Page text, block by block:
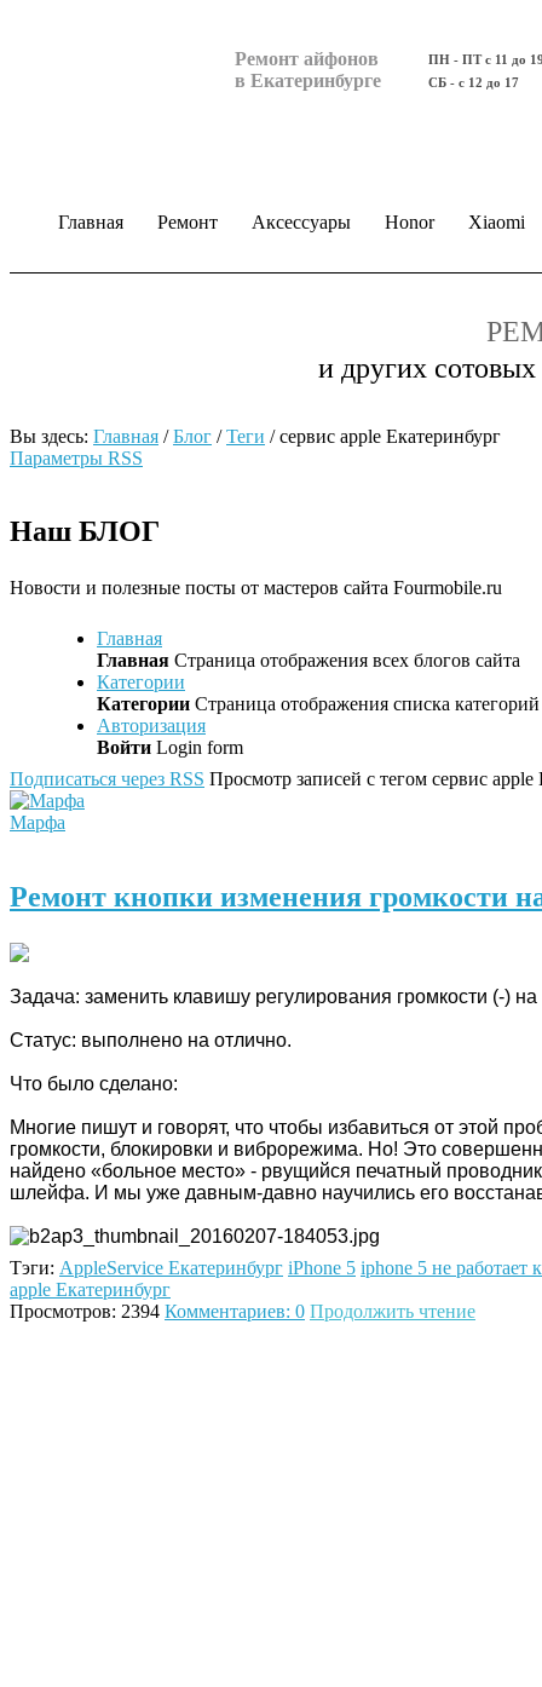
Ремонт айфонов
в Екатеринбурге
ПН - ПТ с 11 до
СБ - с 12 до 17
Главная Ремонт Аксессуары Honor Xiaomi
и других
Вы здесь: Главная /Блог /Теги /сервис apple Екатеринбург
Параметры RSS
Наш БЛОГ
Новости и полезные посты от мастеров сайта Fourmobile.ru
Главная
Главная Страница отображения всех блогов сайта
Категории
Категории Страница отображения списка
Авторизация
Войти Login form
Подписаться через RSS Просмотр записей с тегом сервис apple
Марфа
Ремонт кнопки изменения громкости
Задача: заменить клавишу регулирования громкости (-)
Статус: выполнено на отлично.
Что было сделано:
Многие пишут и говорят, что чтобы избавиться от этой
громкости, блокировки и виброрежима. Но! Это
найдено «больное место» - рвущийся печатный
шлейфа. И мы уже давным-давно научились его
Тэги: AppleService Екатеринбург iPhone 5 iphone 5 не работает
apple Екатеринбург
Просмотров: 2394 Комментариев: 0 Продолжить чтение